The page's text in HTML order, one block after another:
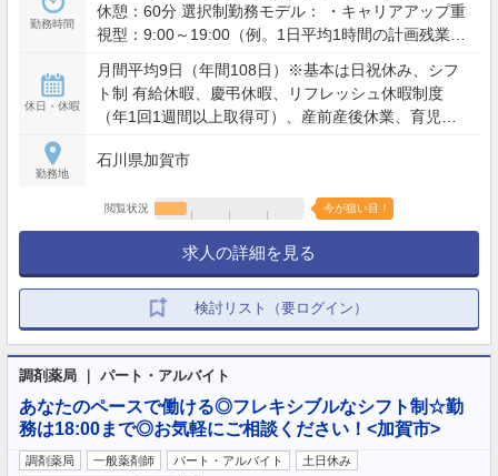
勤務時間
休憩：60分 選択制勤務モデル： ・キャリアアップ重
視型：9:00～19:00（例。1日平均1時間の計画残業を
で実働8時間（残業想定少） ※夜間・土日含むシフト
勤務あり（配属店舗の営業時間による）
休日・休暇
月間平均9日（年間108日）※基本は日祝休み、シフ
ト制 有給休暇、慶弔休暇、リフレッシュ休暇制度
（年1回1週間以上取得可）、産前産後休業、育児休
勤務地
石川県加賀市
閲覧状況 今が狙い目！
求人の詳細を見る
検討リスト（要ログイン）
調剤薬局 ｜ パート・アルバイト
あなたのペースで働ける◎フレキシブルなシフト制☆勤
務は18:00まで◎お気軽にご相談ください！<加賀市>
調剤薬局 一般薬剤師 パート・アルバイト
土日休み